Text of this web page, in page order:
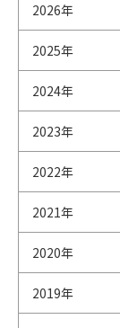
2026年
2025年
2024年
2023年
2022年
2021年
2020年
2019年